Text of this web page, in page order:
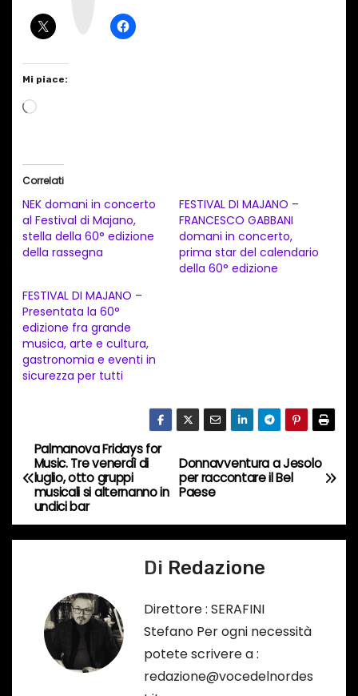
Mi piace:
C
a
m
e
t
o
i
n
r
s
o
…
Correlati
NEK domani in concerto
al Festival di Majano,
stella della 60° edizione
della rassegna
FESTIVAL DI MAJANO –
FRANCESCO GABBANI
domani in concerto,
prima star del calendario
della 60° edizione
FESTIVAL DI MAJANO –
Presentata la 60°
edizione fra grande
musica, arte e cultura,
gastronomia e eventi in
sicurezza per tutti
N
a
v
Donnavventura a Jesolo
per raccontare il Bel
Paese
Palmanova Fridays for
Music. Tre venerdì di
luglio, otto gruppi
musicali si alternanno in
undici bar
Di Redazione
Direttore : SERAFINI
Stefano Per ogni necessità
potete scrivere a :
redazione@vocedelnordes